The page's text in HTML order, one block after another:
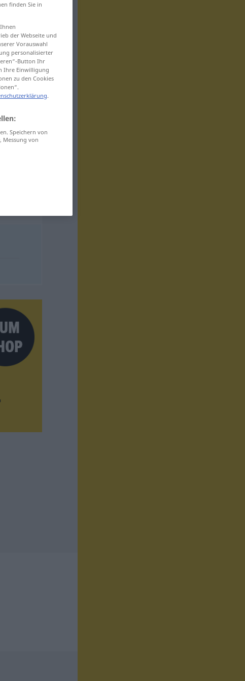
finden Sie in
der Webseite und
Vorauswahl
personalisierter
Button Ihr
Ihre Einwilligung
zu den Cookies
.
Speichern von
von